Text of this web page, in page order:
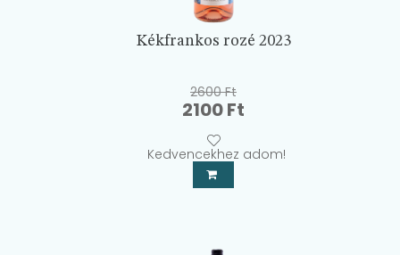
Kékfrankos rozé 2023
2600Ft
Original
price
was:
2600 Ft.
2100Ft
is:
Kedvencekhez adom!